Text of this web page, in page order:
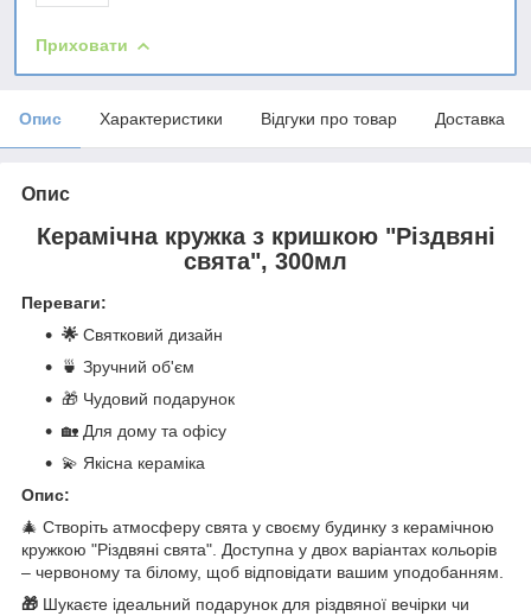
Приховати
Опис Характеристики Відгуки про товар Доставка
Опис
Керамічна кружка з кришкою "Різдвяні
свята", 300мл
Переваги:
🌟 Святковий дизайн
🍵 Зручний об'єм
🎁 Чудовий подарунок
🏡 Для дому та офісу
💫 Якісна кераміка
Опис:
🎄 Створіть атмосферу свята у своєму будинку з керамічною
кружкою "Різдвяні свята". Доступна у двох варіантах кольорів
– червоному та білому, щоб відповідати вашим уподобанням.
🎁 Шукаєте ідеальний подарунок для різдвяної вечірки чи